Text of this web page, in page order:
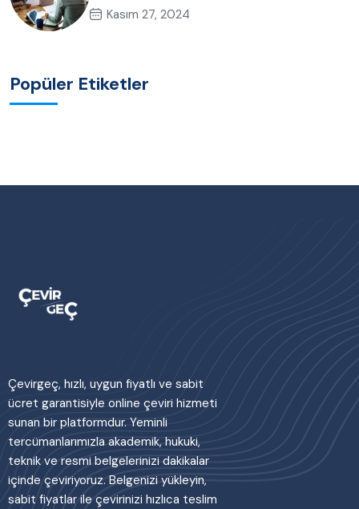
Kasım 27, 2024
Popüler Etiketler
Çevirgeç, hızlı, uygun fiyatlı ve sabit
ücret garantisiyle online çeviri hizmeti
sunan bir platformdur. Yeminli
tercümanlarımızla akademik, hukuki,
teknik ve resmi belgelerinizi dakikalar
içinde çeviriyoruz. Belgenizi yükleyin,
sabit fiyatlar ile çevirinizi hızlıca teslim